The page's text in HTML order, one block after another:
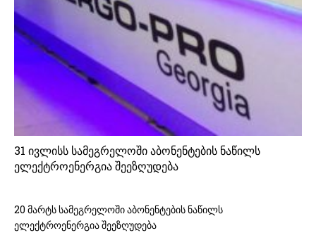
31 ივლისს სამეგრელოში აბონენტების ნაწილს
ელექტროენერგია შეეზღუდება
20 მარტს სამეგრელოში აბონენტების ნაწილს
ელექტროენერგია შეეზღუდება